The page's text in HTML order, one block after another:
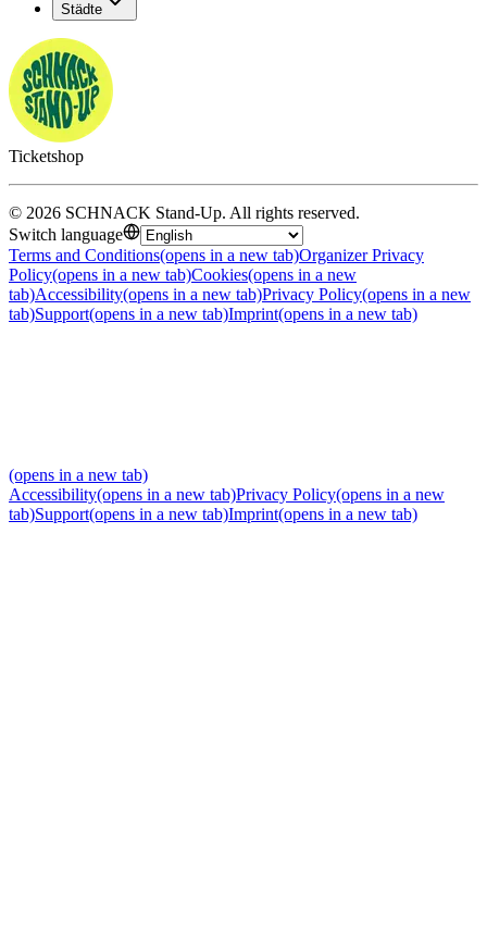
Städte
Ticketshop
© 2026 SCHNACK Stand-Up. All rights reserved.
Switch language
Terms and Conditions(opens in a new tab)Organizer Privacy
Policy(opens in a new tab)Cookies(opens in a new
tab)Accessibility(opens in a new tab)Privacy Policy(opens in a new
tab)Support(opens in a new tab)Imprint(opens in a new tab)
(opens in a new tab)
Accessibility(opens in a new tab)Privacy Policy(opens in a new
tab)Support(opens in a new tab)Imprint(opens in a new tab)